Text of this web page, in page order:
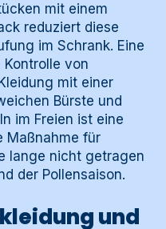
mit einem
reduziert diese
im Schrank. Eine
Kontrolle von
mit einer
Bürste und
im Freien ist eine
Maßnahme für
lange nicht getragen
der Pollensaison.
und